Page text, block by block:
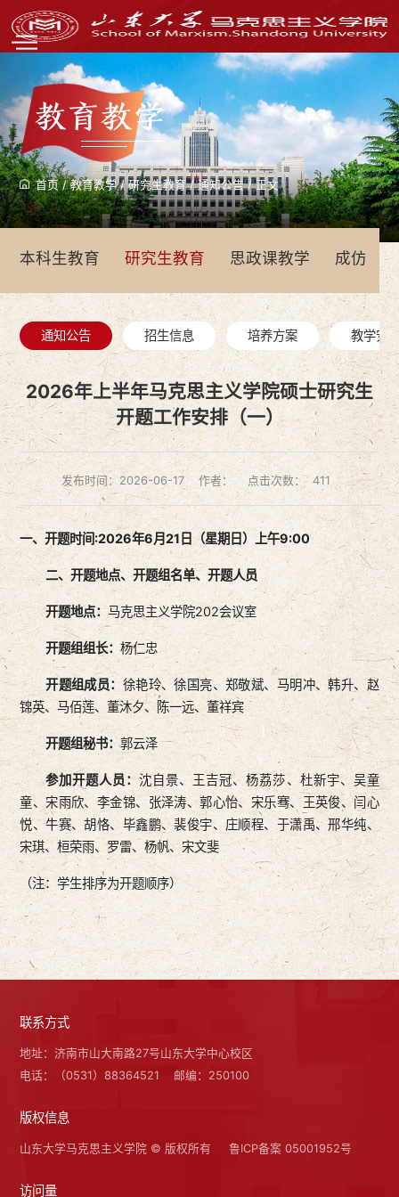
教育教学
首页/教育教学/研究生教育/通知公告/正文
本科生教育 研究生教育 思政课教学 成仿吾
通知公告 招生信息 培养方案 教学安
2026年上半年马克思主义学院硕士研究生
开题工作安排（一）
发布时间：2026-06-17 作者： 点击次数： 411
一、开题时间:2026年6月21日（星期日）上午9:00
二、开题地点、开题组名单、开题人员
开题地点：马克思主义学院202会议室
开题组组长：杨仁忠
开题组成员： 徐艳玲、徐国亮、郑敬斌、马明冲、韩升、赵
锦英、马佰莲、董沐夕、陈一远、董祥宾
开题组秘书：郭云泽
参加开题人员：沈自景、王吉冠、杨荔莎、杜新宇、吴童
童、宋雨欣、李金锦、张泽涛、郭心怡、宋乐骞、王英俊、闫心
悦、牛赛、胡恪、毕鑫鹏、裴俊宇、庄顺程、于潇禹、邢华纯、
宋琪、桓荣雨、罗雷、杨帆、宋文斐
（注：学生排序为开题顺序）
联系方式
地址：济南市山大南路27号山东大学中心校区
电话：（0531）88364521
邮编：250100
版权信息
山东大学马克思主义学院 © 版权所有 鲁ICP备案 05001952号
访问量